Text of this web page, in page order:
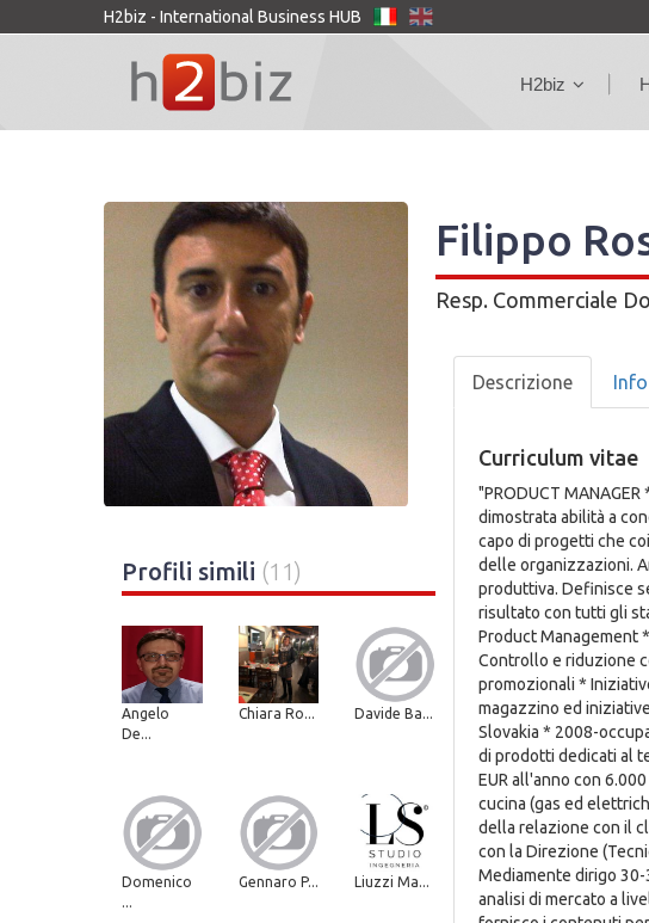
H2biz - International Business HUB
H2biz
Filippo
Resp. Commerciale
Profili simili (11)
Angelo
De...
Chiara Ro... Davide Ba...
Domenico
...
Gennaro P... Liuzzi Ma...
Descrizione Info
Curriculum vitae
"PRODUCT
dimostrata abilità a
capo di progetti che
delle organizzazioni.
produttiva. Definisce
risultato con tutti gli
Product Management
Controllo e riduzione
promozionali *
magazzino ed
Slovakia * 2008-
di prodotti dedicati al
EUR all'anno con
cucina (gas ed
della relazione con il
con la Direzione
Mediamente dirigo
analisi di mercato a